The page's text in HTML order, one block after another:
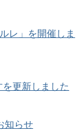
レ」を開催しま
を更新しました
知らせ